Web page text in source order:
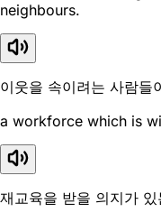
neighbours.
이웃을 속이려는 사람들
a workforce which is
재교육을 받을 의지가